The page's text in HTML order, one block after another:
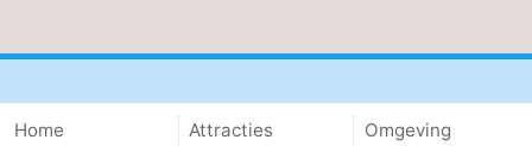
Home
Attracties
Omgeving